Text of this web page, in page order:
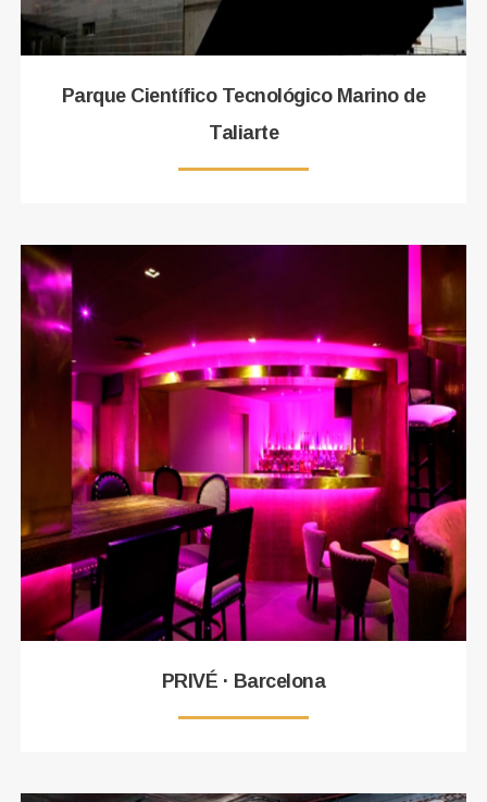
Parque Científico Tecnológico Marino de
Taliarte
PRIVÉ · Barcelona